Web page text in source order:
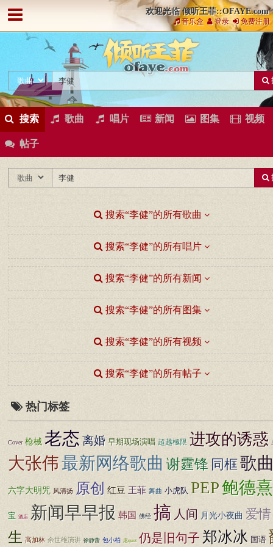
欢迎光临 倾听王菲::OFAYE.com
音乐盒 登录 免费注册
搜索 歌曲 唱片 新闻 图集 视频
帖子
搜索“李健”的所有歌曲
搜索“李健”的所有唱片
搜索“李健”的所有新闻
搜索“李健”的所有图集
搜索“李健”的所有视频
搜索“李健”的所有帖子
热门标签
Cover 枪械 老态离婚 早期现场演唱 超越極限 进攻的诱惑
大张伟最新网络歌曲 谢霆锋 同框歌
六字大明咒 风清扬 原创 红豆 王菲 舞曲 小虎队 PEP鲍德熹
宝 酒店 新闻早早报 韩国 佛经 搞 人间 月光小夜曲 爱情
生 高加林 余世维演讲 徐静蕾 包小柏 愿quot 仍是旧句子郑冰冰 国语